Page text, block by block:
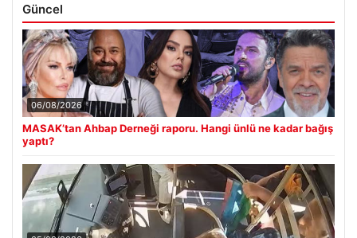
Güncel
06/08/2026
MASAK’tan Ahbap Derneği raporu. Hangi ünlü ne kadar bağış
yaptı?